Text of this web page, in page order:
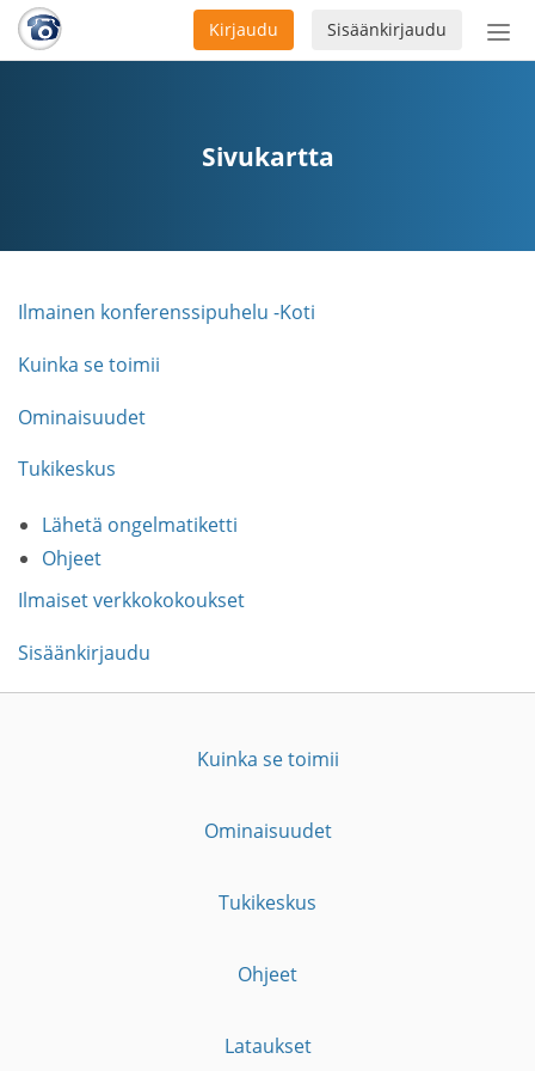
Sisäänkirjaudu
Kirjaudu
Sivukartta
Ilmainen konferenssipuhelu -Koti
Kuinka se toimii
Ominaisuudet
Tukikeskus
Lähetä ongelmatiketti
Ohjeet
Ilmaiset verkkokokoukset
Sisäänkirjaudu
Kuinka se toimii
Ominaisuudet
Tukikeskus
Ohjeet
Lataukset